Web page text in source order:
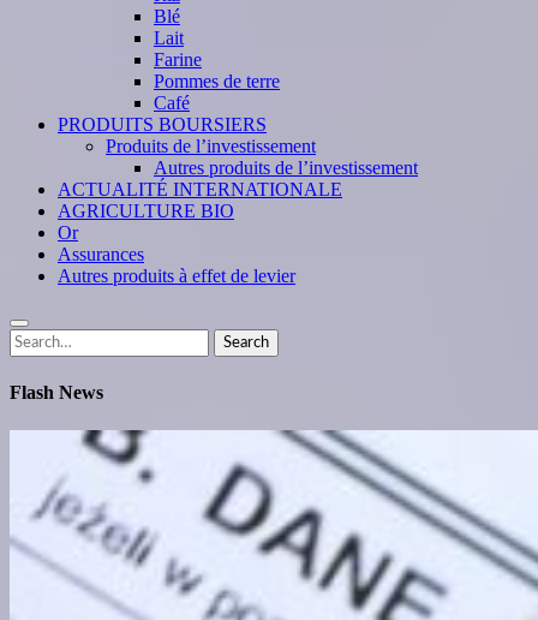
Blé
Lait
Farine
Pommes de terre
Café
PRODUITS BOURSIERS
Produits de l’investissement
Autres produits de l’investissement
ACTUALITÉ INTERNATIONALE
AGRICULTURE BIO
Or
Assurances
Autres produits à effet de levier
Search
for:
Search
Flash News